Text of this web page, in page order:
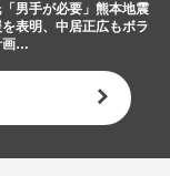
男手が必要」熊本地震
表明、中居正広もボラ
画…